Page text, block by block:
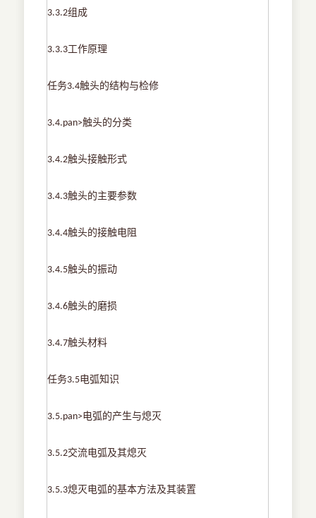
3.3.2组成
3.3.3工作原理
任务3.4触头的结构与检修
3.4.pan>触头的分类
3.4.2触头接触形式
3.4.3触头的主要参数
3.4.4触头的接触电阻
3.4.5触头的振动
3.4.6触头的磨损
3.4.7触头材料
任务3.5电弧知识
3.5.pan>电弧的产生与熄灭
3.5.2交流电弧及其熄灭
3.5.3熄灭电弧的基本方法及其装置